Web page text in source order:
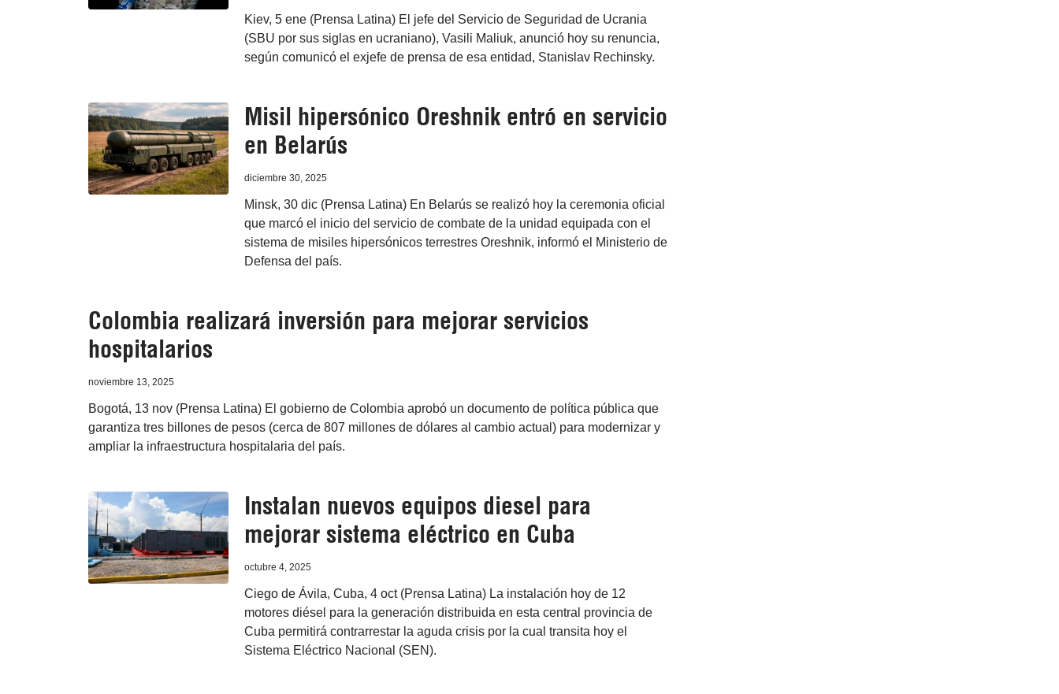
Kiev, 5 ene (Prensa Latina) El jefe del Servicio de Seguridad de Ucrania
(SBU por sus siglas en ucraniano), Vasili Maliuk, anunció hoy su renuncia,
según comunicó el exjefe de prensa de esa entidad, Stanislav Rechinsky.
Misil hipersónico Oreshnik entró en servicio
en Belarús
diciembre 30, 2025
Minsk, 30 dic (Prensa Latina) En Belarús se realizó hoy la ceremonia oficial
que marcó el inicio del servicio de combate de la unidad equipada con el
sistema de misiles hipersónicos terrestres Oreshnik, informó el Ministerio de
Defensa del país.
Colombia realizará inversión para mejorar servicios
hospitalarios
noviembre 13, 2025
Bogotá, 13 nov (Prensa Latina) El gobierno de Colombia aprobó un documento de política pública que
garantiza tres billones de pesos (cerca de 807 millones de dólares al cambio actual) para modernizar y
ampliar la infraestructura hospitalaria del país.
Instalan nuevos equipos diesel para
mejorar sistema eléctrico en Cuba
octubre 4, 2025
Ciego de Ávila, Cuba, 4 oct (Prensa Latina) La instalación hoy de 12
motores diésel para la generación distribuida en esta central provincia de
Cuba permitirá contrarrestar la aguda crisis por la cual transita hoy el
Sistema Eléctrico Nacional (SEN).